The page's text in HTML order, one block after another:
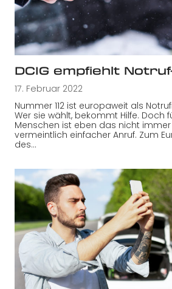
DCIG empfiehlt
17. Februar 2022
Nummer 112 ist europaweit als
Wer sie wählt, bekommt Hilfe. Doch
Menschen ist eben das nicht immer
vermeintlich einfacher Anruf. Zum
des…